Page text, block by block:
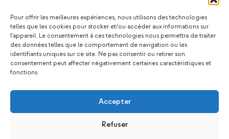
Pour offrir les meilleures expériences, nous utilisons des technologies
telles que les cookies pour stocker et/ou accéder aux informations sur
l'appareil. Le consentement à ces technologies nous permettra de traiter
des données telles que le comportement de navigation ou les
identifiants uniques sur ce site. Ne pas consentir ou retirer son
consentement peut affecter négativement certaines caractéristiques et
fonctions.
Accepter
Refuser
Sortie famille – Lac de la Liez
Tout Public
RDV Mairie de Chenôve
28 août 2026 à 17:30
La Maison Pop Rouge